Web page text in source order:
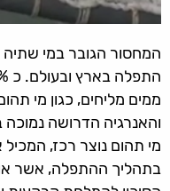
המחסור הגובר במי שתיה
ממים מליחים, כגון מי
והאנרגיה הדרושה
מי תהום נוצר רכז,
בתהליך ההתפלה, אשר